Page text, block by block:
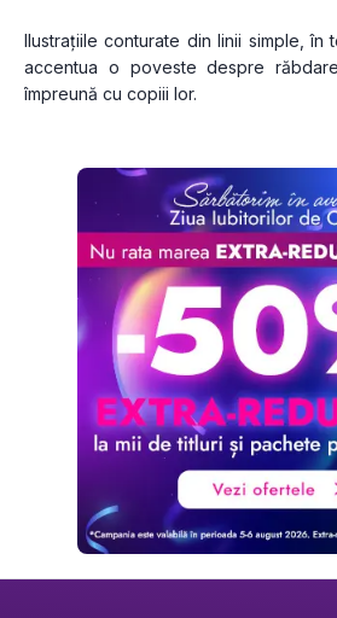
Ilustrațiile conturate din linii simple, în
accentua o poveste despre
împreună cu copiii lor.